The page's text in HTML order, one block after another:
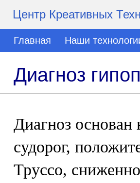
Центр Креативных
Главная Наши
Диагноз
Диагноз основан
судорог,
Труссо,